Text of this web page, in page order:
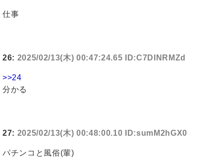
仕事
26: 2025/02/13(木) 00:47:24.65 ID:C7DINRMZd
>>24
分かる
27: 2025/02/13(木) 00:48:00.10 ID:sumM2hGX0
パチンコと風俗(輩)